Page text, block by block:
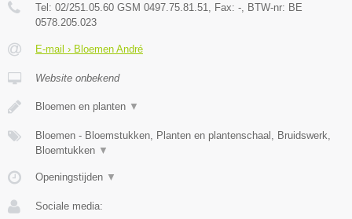
Tel: 02/251.05.60 GSM 0497.75.81.51 , Fax: - , BTW-nr: BE
0578.205.023
E-mail › Bloemen André
Website onbekend
Bloemen en planten ▼
Bloemen - Bloemstukken, Planten en plantenschaal, Bruidswerk,
Bloemtukken ▼
Openingstijden ▼
Sociale media: